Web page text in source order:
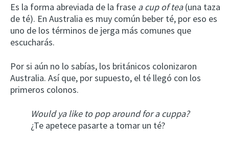
Es la forma abreviada de la frase a cup of tea(una taza
de té). En Australia es muy común beber té, por eso es
uno de los términos de jerga más comunes que
escucharás.
Por si aún no lo sabías, los británicos colonizaron
Australia. Así que, por supuesto, el té llegó con los
primeros colonos.
Would ya like to pop around for a cuppa?
¿Te apetece pasarte a tomar un té?